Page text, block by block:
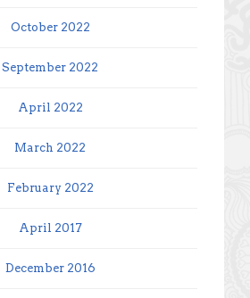
October 2022
September 2022
April 2022
March 2022
February 2022
April 2017
December 2016